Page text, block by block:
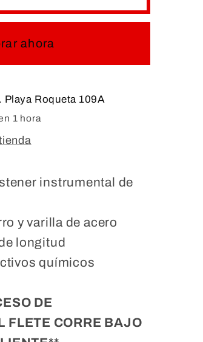
ahora
Playa Roqueta 109A
1 hora
instrumental de
y varilla de acero
longitud
químicos
DE
FLETE CORRE BAJO